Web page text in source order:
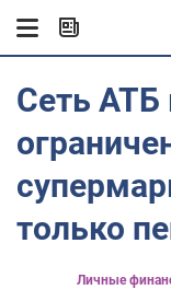
Сеть АТБ
только
Личные